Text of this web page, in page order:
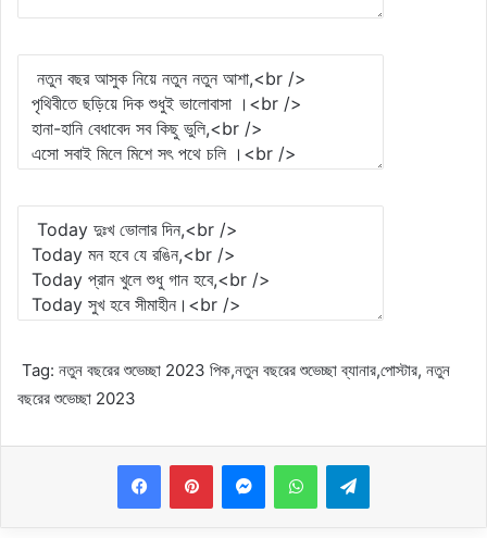
Tag: নতুন বছরের শুভেচ্ছা 2023 পিক,নতুন বছরের শুভেচ্ছা ব্যানার,পোস্টার, নতুন
বছরের শুভেচ্ছা 2023
MessengerWhatsAppTelegram